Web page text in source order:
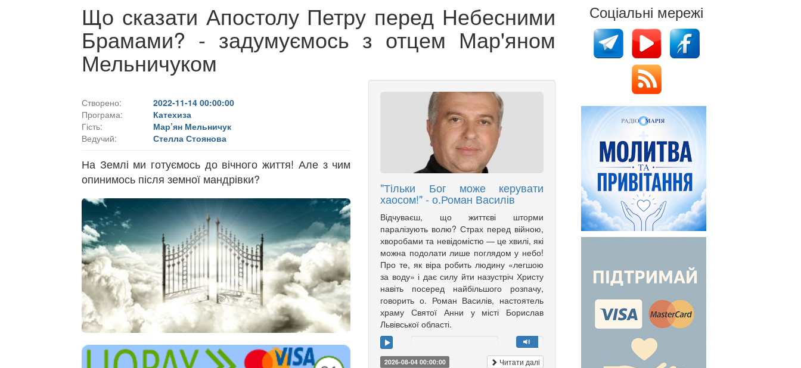
Що сказати Апостолу Петру перед Небесними
Брамами? - задумуємось з отцем Мар'яном
Мельничуком
Створено:
2022-11-14 00:00:00
Програма:
Катехиза
Гість:
Мар’ян Мельничук
Ведучий:
Стелла Стоянова
На Землі ми готуємось до вічного життя! Але з чим
опинимось після земної мандрівки?
"Тільки Бог може керувати
хаосом!" - о.Роман Василів
Відчуваєш, що життєві шторми
паралізують волю? Страх перед війною,
хворобами та невідомістю — це хвилі, які
можна подолати лише поглядом у небо!
Про те, як віра робить людину «легшою
за воду» і дає силу йти назустріч Христу
навіть посеред найбільшого розпачу,
говорить о. Роман Василів, настоятель
храму Святої Анни у місті Борислав
Львівської області.
2026-08-04 00:00:00 Читати далі
Соціальні мережі